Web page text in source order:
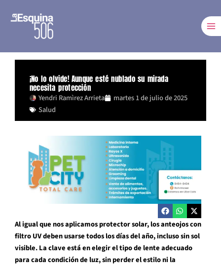
¡No lo olvide! Aunque esté nublado su mirada
necesita protección
Yendri Ramìrez Arrieta
martes 1 de julio de 2025
Salud
Al igual que nos aplicamos protector solar, los anteojos con
filtro UV deben usarse todos los días del año, incluso sin sol
visible. La clave está en elegir el tipo de lente adecuado
para cada condición de luz, sin perder el estilo ni la